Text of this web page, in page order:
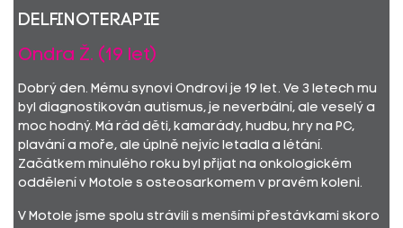
Delfinoterapie
Ondra Ž. (19 let)
Dobrý den. Mému synovi Ondrovi je 19 let. Ve 3 letech mu
byl diagnostikován autismus, je neverbální, ale veselý a
moc hodný. Má rád děti, kamarády, hudbu, hry na PC,
plavání a moře, ale úplně nejvíc letadla a létání.
Začátkem minulého roku byl přijat na onkologickém
oddělení v Motole s osteosarkomem v pravém koleni.
V Motole jsme spolu strávili s menšími přestávkami skoro